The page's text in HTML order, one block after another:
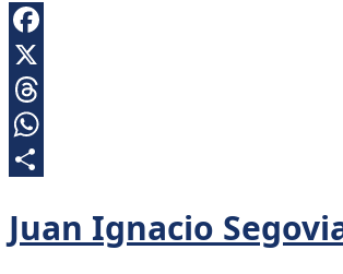
Facebook
X
Threads
WhatsApp
Juan Ignacio